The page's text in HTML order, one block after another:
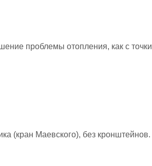
проблемы отопления, как с точки
(кран Маевского), без кронштейнов.